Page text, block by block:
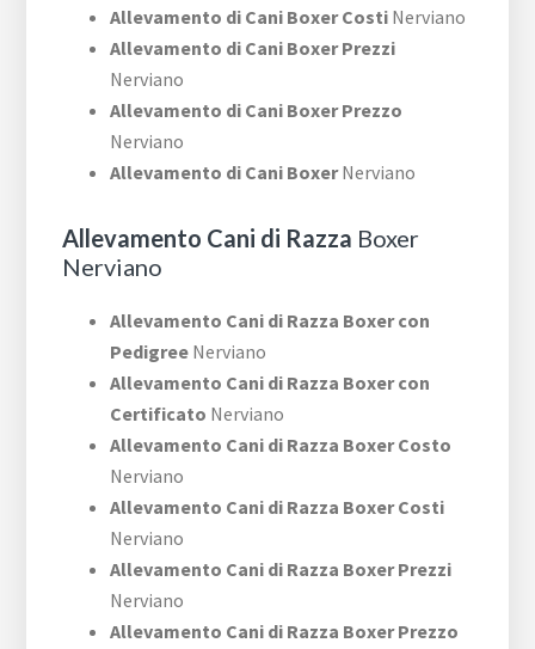
Allevamento di Cani Boxer Costi Nerviano
Allevamento di Cani Boxer Prezzi
Nerviano
Allevamento di Cani Boxer Prezzo
Nerviano
Allevamento di Cani BoxerNerviano
Allevamento Cani di Razza Boxer
Nerviano
Allevamento Cani di Razza Boxer con
Pedigree Nerviano
Allevamento Cani di Razza Boxer con
Certificato Nerviano
Allevamento Cani di Razza Boxer Costo
Nerviano
Allevamento Cani di Razza Boxer Costi
Nerviano
Allevamento Cani di Razza Boxer Prezzi
Nerviano
Allevamento Cani di Razza Boxer Prezzo